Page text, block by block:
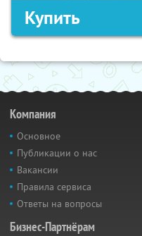
Купить
Компания
Основное
Публикации о нас
Вакансии
Правила сервиса
Ответы на вопросы
Бизнес-Партнёрам